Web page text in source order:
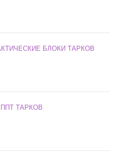
БЛОКИ ТАРКОВ
ТАРКОВ